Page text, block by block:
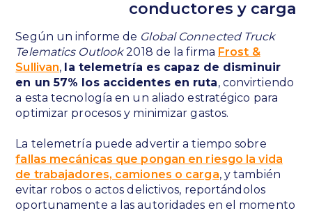
conductores y carga
Según un informe de Global Connected Truck
Telematics Outlook2018 de la firma Frost &
Sullivan, la telemetría es capaz de disminuir
en un 57% los accidentes en ruta, convirtiendo
a esta tecnología en un aliado estratégico para
optimizar procesos y minimizar gastos.
La telemetría puede advertir a tiempo sobre
fallas mecánicas que pongan en riesgo la vida
de trabajadores, camiones o carga, y también
evitar robos o actos delictivos, reportándolos
oportunamente a las autoridades en el momento